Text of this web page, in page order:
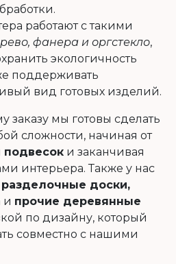
работают с такими
фанера и оргстекло,
экологичность
поддерживать
вид готовых изделий.
мы готовы сделать
сложности, начиная от
подвесок и заканчивая
интерьера. Также у нас
разделочные доски,
и прочие деревянные
по дизайну, который
совместно с нашими